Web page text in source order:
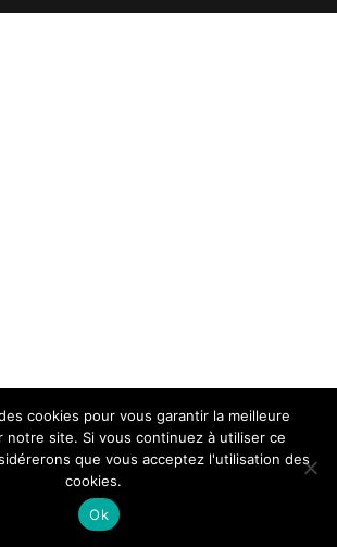
cookies pour vous garantir la meilleure
notre site. Si vous continuez à utiliser ce
que vous acceptez l'utilisation des
cookies.
Ok